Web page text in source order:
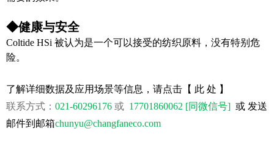
◆健康与安全
Coltide HSi 被认为是一个可以接受的纺织原料，没有特别危
险。
了解详细数据及应用场景等信息，请点击 【 此 处 】
联系方式： 021-60296176 或 17701860062 [同微信号] 或 发送
邮件到邮箱chunyu@changfaneco.com